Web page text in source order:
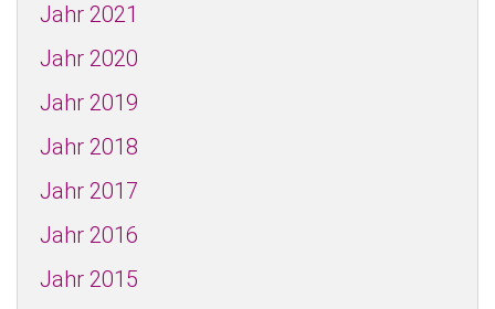
Jahr 2021
Jahr 2020
Jahr 2019
Jahr 2018
Jahr 2017
Jahr 2016
Jahr 2015